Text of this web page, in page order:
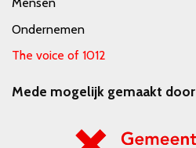
Ondernemen
The voice of 1012
Mede mogelijk gemaakt door